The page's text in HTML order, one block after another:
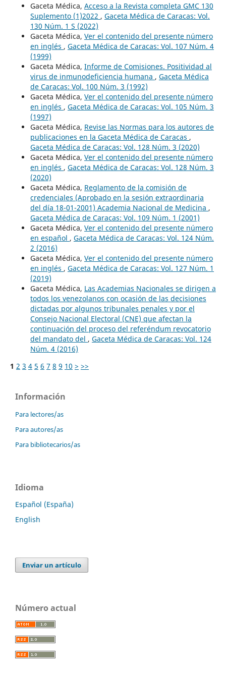
Gaceta Médica, Acceso a la Revista completa GMC 130
Suplemento (1)2022 , Gaceta Médica de Caracas: Vol.
130 Núm. 1 S (2022)
Gaceta Médica, Ver el contenido del presente número
en inglés , Gaceta Médica de Caracas: Vol. 107 Núm. 4
(1999)
Gaceta Médica, Informe de Comisiones. Positividad al
virus de inmunodeficiencia humana , Gaceta Médica
de Caracas: Vol. 100 Núm. 3 (1992)
Gaceta Médica, Ver el contenido del presente número
en inglés , Gaceta Médica de Caracas: Vol. 105 Núm. 3
(1997)
Gaceta Médica, Revise las Normas para los autores de
publicaciones en la Gaceta Médica de Caracas ,
Gaceta Médica de Caracas: Vol. 128 Núm. 3 (2020)
Gaceta Médica, Ver el contenido del presente número
en inglés , Gaceta Médica de Caracas: Vol. 128 Núm. 3
(2020)
Gaceta Médica, Reglamento de la comisión de
credenciales (Aprobado en la sesión extraordinaria
del día 18-01-2001) Academia Nacional de Medicina ,
Gaceta Médica de Caracas: Vol. 109 Núm. 1 (2001)
Gaceta Médica, Ver el contenido del presente número
en español , Gaceta Médica de Caracas: Vol. 124 Núm.
2 (2016)
Gaceta Médica, Ver el contenido del presente número
en inglés , Gaceta Médica de Caracas: Vol. 127 Núm. 1
(2019)
Gaceta Médica, Las Academias Nacionales se dirigen a
todos los venezolanos con ocasión de las decisiones
dictadas por algunos tribunales penales y por el
Consejo Nacional Electoral (CNE) que afectan la
continuación del proceso del referéndum revocatorio
del mandato del , Gaceta Médica de Caracas: Vol. 124
Núm. 4 (2016)
1 2 3 4 5 6 7 8 9 10 > >>
Información
Para lectores/as
Para autores/as
Para bibliotecarios/as
Idioma
Español (España)
English
Enviar un artículo
Número actual